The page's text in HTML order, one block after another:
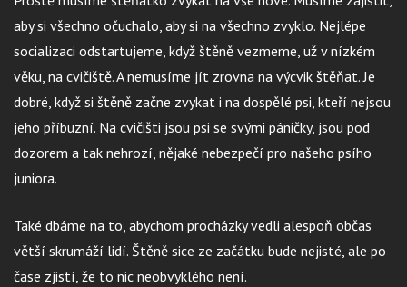
aby si všechno očuchalo, aby si na všechno zvyklo. Nejlépe
socializaci odstartujeme, když štěně vezmeme, už v nízkém
věku, na cvičiště. A nemusíme jít zrovna na výcvik štěňat. Je
dobré, když si štěně začne zvykat i na dospělé psi, kteří nejsou
jeho příbuzní. Na cvičišti jsou psi se svými páničky, jsou pod
dozorem a tak nehrozí, nějaké nebezpečí pro našeho psího
juniora.
Také dbáme na to, abychom procházky vedli alespoň občas
větší skrumáží lidí. Štěně sice ze začátku bude nejisté, ale po
čase zjistí, že to nic neobvyklého není.